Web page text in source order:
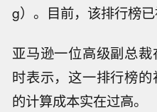
g）。目前，该排行榜已
亚马逊一位高级副总
时表示，这一排行榜
的计算成本实在过高。